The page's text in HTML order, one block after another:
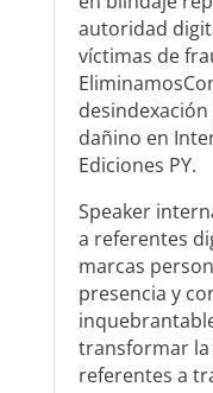
autoridad
víctimas de
dañino en
Ediciones PY.
Speaker
a referentes
marcas
presencia y
transformar la
referentes a